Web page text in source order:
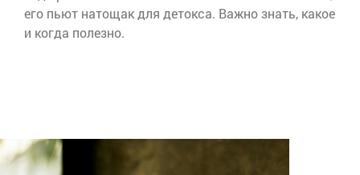
его пьют натощак для детокса. Важно знать, какое
и когда полезно.